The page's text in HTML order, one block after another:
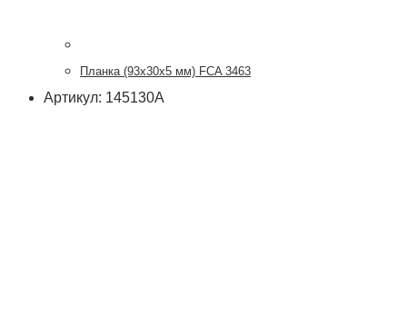
Планка (93х30х5 мм) FCA 3463
Артикул: 145130А